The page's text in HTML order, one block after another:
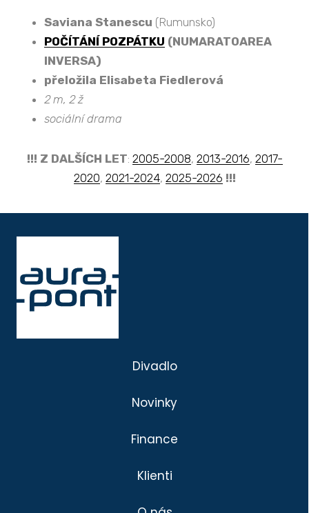
Saviana Stanescu (Rumunsko)
POČÍTÁNÍ POZPÁTKU (NUMARATOAREA
INVERSA)
přeložila Elisabeta Fiedlerová
2 m, 2 ž
sociální drama
!!! Z DALŠÍCH LET: 2005-2008, 2013-2016, 2017-
2020, 2021-2024, 2025-2026 !!!
Divadlo
Novinky
Finance
Klienti